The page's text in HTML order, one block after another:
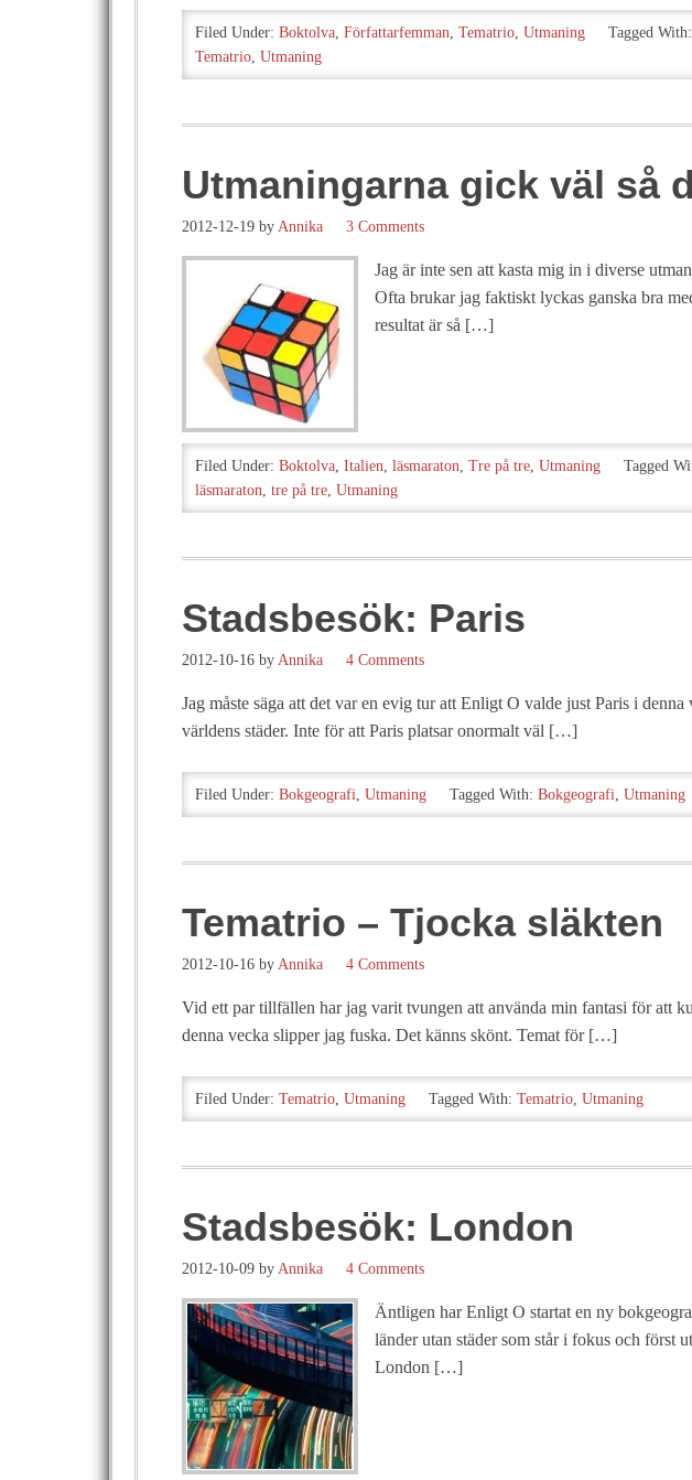
Filed Under: Boktolva, Författarfemman, Tematrio, Utmaning Tagged With:
Tematrio, Utmaning
Utmaningarna gick väl så
2012-12-19 by Annika 3 Comments
Jag är inte sen att kasta mig in i diverse
Ofta brukar jag faktiskt lyckas ganska bra
resultat är så […]
Filed Under: Boktolva, Italien, läsmaraton, Tre på tre, Utmaning Tagged
läsmaraton, tre på tre, Utmaning
Stadsbesök: Paris
2012-10-16 by Annika 4 Comments
Jag måste säga att det var en evig tur att Enligt O valde just Paris i denna
världens städer. Inte för att Paris platsar onormalt väl […]
Filed Under: Bokgeografi, Utmaning Tagged With: Bokgeografi, Utmaning
Tematrio – Tjocka släkten
2012-10-16 by Annika 4 Comments
Vid ett par tillfällen har jag varit tvungen att använda min fantasi för att
denna vecka slipper jag fuska. Det känns skönt. Temat för […]
Filed Under: Tematrio, Utmaning Tagged With: Tematrio, Utmaning
Stadsbesök: London
2012-10-09 by Annika 4 Comments
Äntligen har Enligt O startat en ny
länder utan städer som står i fokus och först
London […]